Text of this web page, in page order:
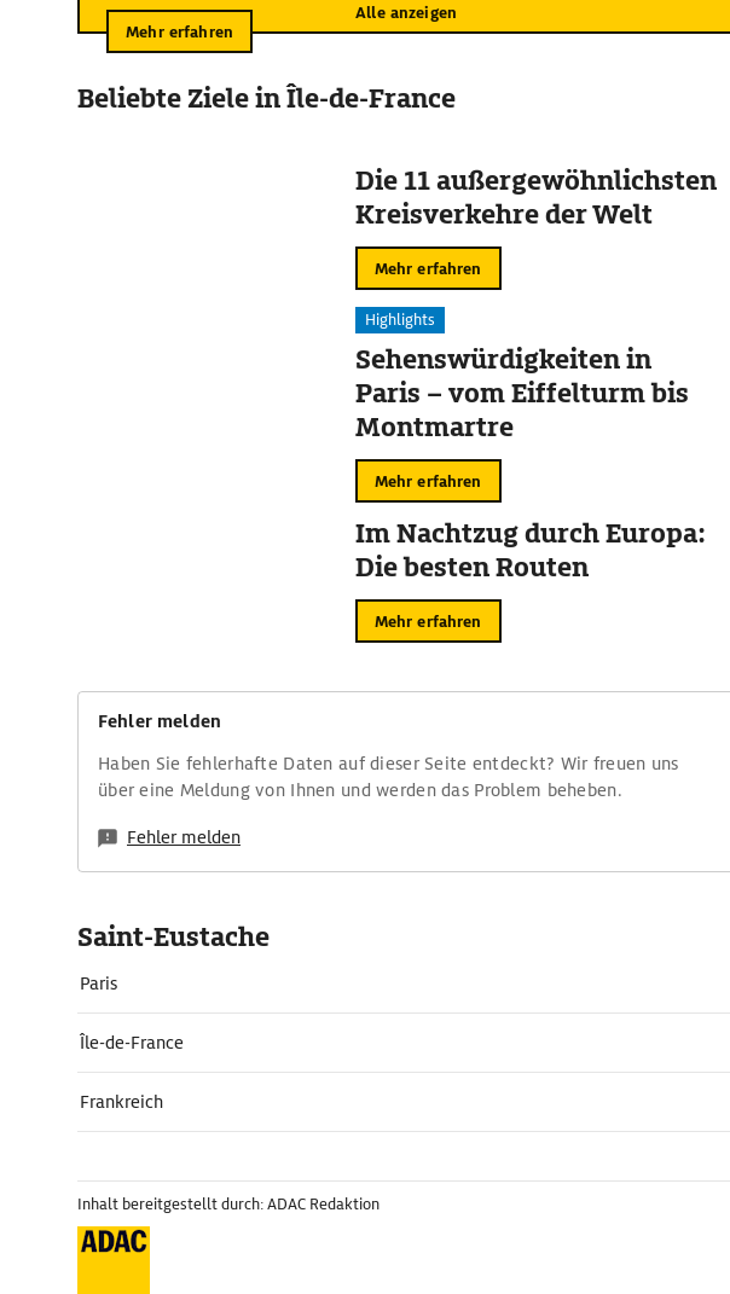
Alle anzeigen
Mehr erfahren
Beliebte Ziele in Île-de-France
Die 11 außergewöhnlichsten
Kreisverkehre der Welt
Mehr erfahren
Highlights
Sehenswürdigkeiten in
Paris – vom Eiffelturm bis
Montmartre
Mehr erfahren
Im Nachtzug durch Europa:
Die besten Routen
Mehr erfahren
Fehler melden
Haben Sie fehlerhafte Daten auf dieser Seite entdeckt? Wir freuen uns
über eine Meldung von Ihnen und werden das Problem beheben.
Fehler melden
Saint-Eustache
Paris
Île-de-France
Frankreich
Inhalt bereitgestellt durch: ADAC Redaktion